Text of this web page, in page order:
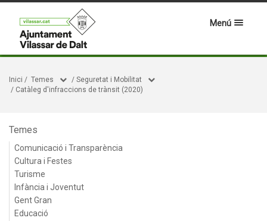
Menú
Inici / Temes / Seguretat i Mobilitat
/ Catàleg d'infraccions de trànsit (2020)
Temes
Comunicació i Transparència
Cultura i Festes
Turisme
Infància i Joventut
Gent Gran
Educació